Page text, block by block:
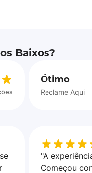
Baixos?
Ótimo
Reclame Aqui
"A
Começou